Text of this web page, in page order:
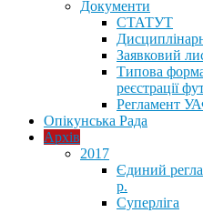
Документи
СТАТУТ
Заявковий
Типова
реєстрації
Регламент
Опікунська Рада
Архів
2017
Єдиний
р.
Суперліга